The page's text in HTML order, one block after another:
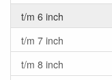
t/m 6 inch
t/m 7 inch
t/m 8 inch